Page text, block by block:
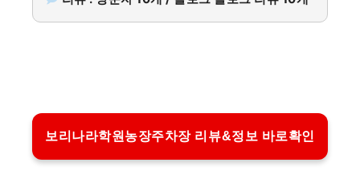
보리나라학원농장주차장 리뷰&정보 바로확인